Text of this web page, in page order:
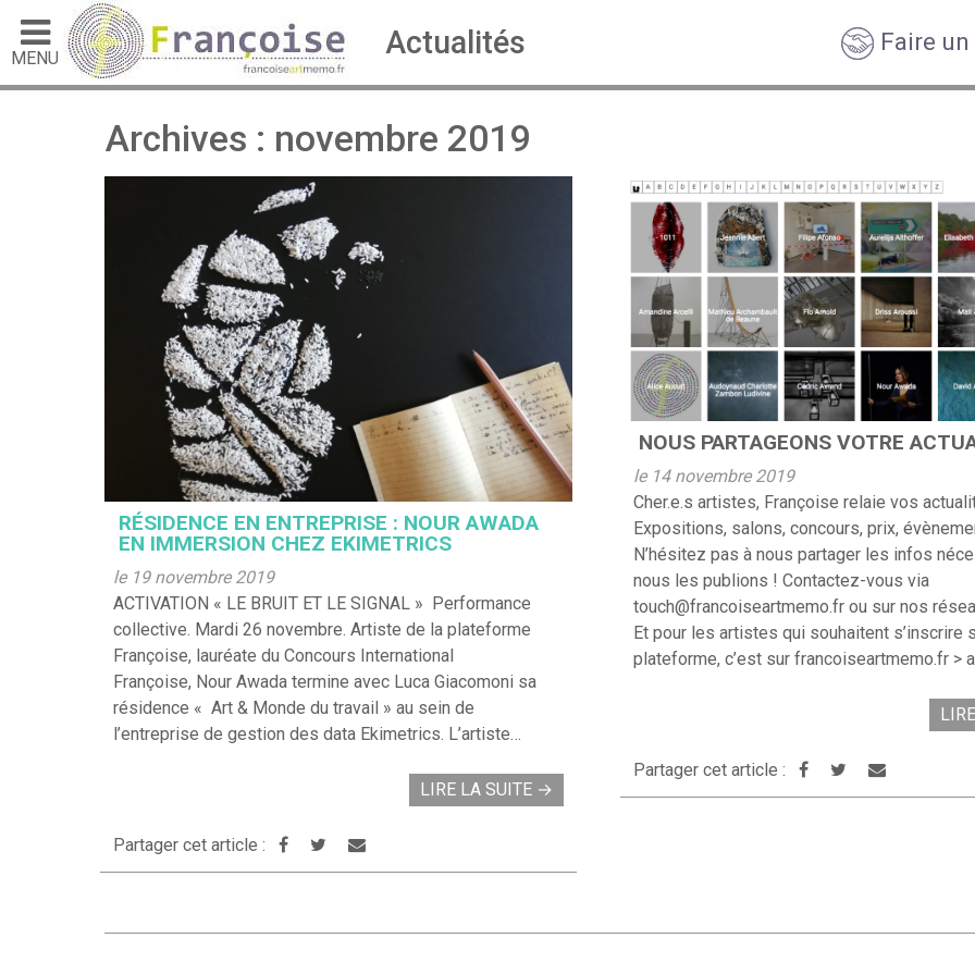
MENU Actualités Faire un
Archives : novembre 2019
RÉSIDENCE EN ENTREPRISE : NOUR AWADA
EN IMMERSION CHEZ EKIMETRICS
le 19 novembre 2019
ACTIVATION « LE BRUIT ET LE SIGNAL » Performance
collective. Mardi 26 novembre. Artiste de la plateforme
Françoise, lauréate du Concours International
Françoise, Nour Awada termine avec Luca Giacomoni sa
résidence « Art & Monde du travail » au sein de
l’entreprise de gestion des data Ekimetrics. L’artiste…
LIRE LA SUITE →
Partager cet article :
NOUS PARTAGEONS VOTRE
le 14 novembre 2019
Cher.e.s artistes, Françoise relaie vos
Expositions, salons, concours, prix,
N’hésitez pas à nous partager les infos
nous les publions ! Contactez-vous via
touch@francoiseartmemo.fr ou sur nos
Et pour les artistes qui souhaitent s’inscrire
plateforme, c’est sur francoiseartmemo.fr >
Partager cet article :